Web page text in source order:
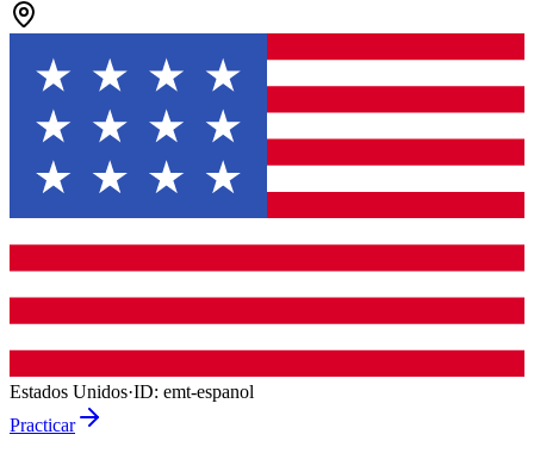
Estados Unidos·ID: emt-espanol
Practicar